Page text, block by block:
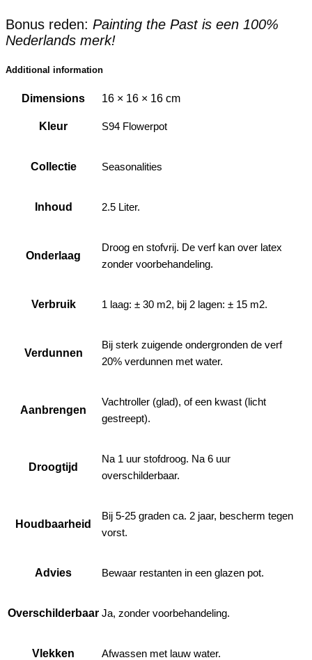
Bonus reden: Painting the Past is een 100%
Nederlands merk!
Additional information
Dimensions 16 × 16 × 16 cm
Kleur S94 Flowerpot
Collectie Seasonalities
Inhoud 2.5 Liter.
Onderlaag
Droog en stofvrij. De verf kan over latex
zonder voorbehandeling.
Verbruik 1 laag: ± 30 m2, bij 2 lagen: ± 15 m2.
Verdunnen
Bij sterk zuigende ondergronden de verf
20% verdunnen met water.
Aanbrengen
Vachtroller (glad), of een kwast (licht
gestreept).
Droogtijd
Na 1 uur stofdroog. Na 6 uur
overschilderbaar.
Houdbaarheid
Bij 5-25 graden ca. 2 jaar, bescherm tegen
vorst.
Advies Bewaar restanten in een glazen pot.
Overschilderbaar Ja, zonder voorbehandeling.
Vlekken Afwassen met lauw water.